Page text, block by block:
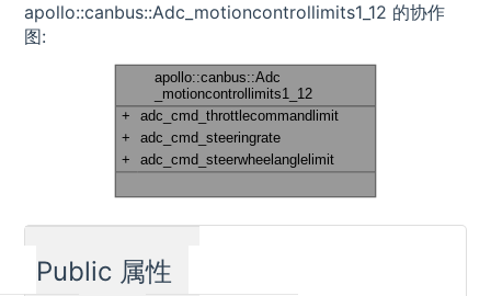
apollo::canbus::Adc_motioncontrollimits1_12 的协作
图:
Public 属性